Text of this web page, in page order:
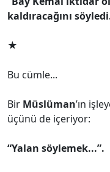
kaldıracağını
★
Bu cümle...
Bir Müslüman’ın
üçünü de içeriyor:
“Yalan söylemek...”.